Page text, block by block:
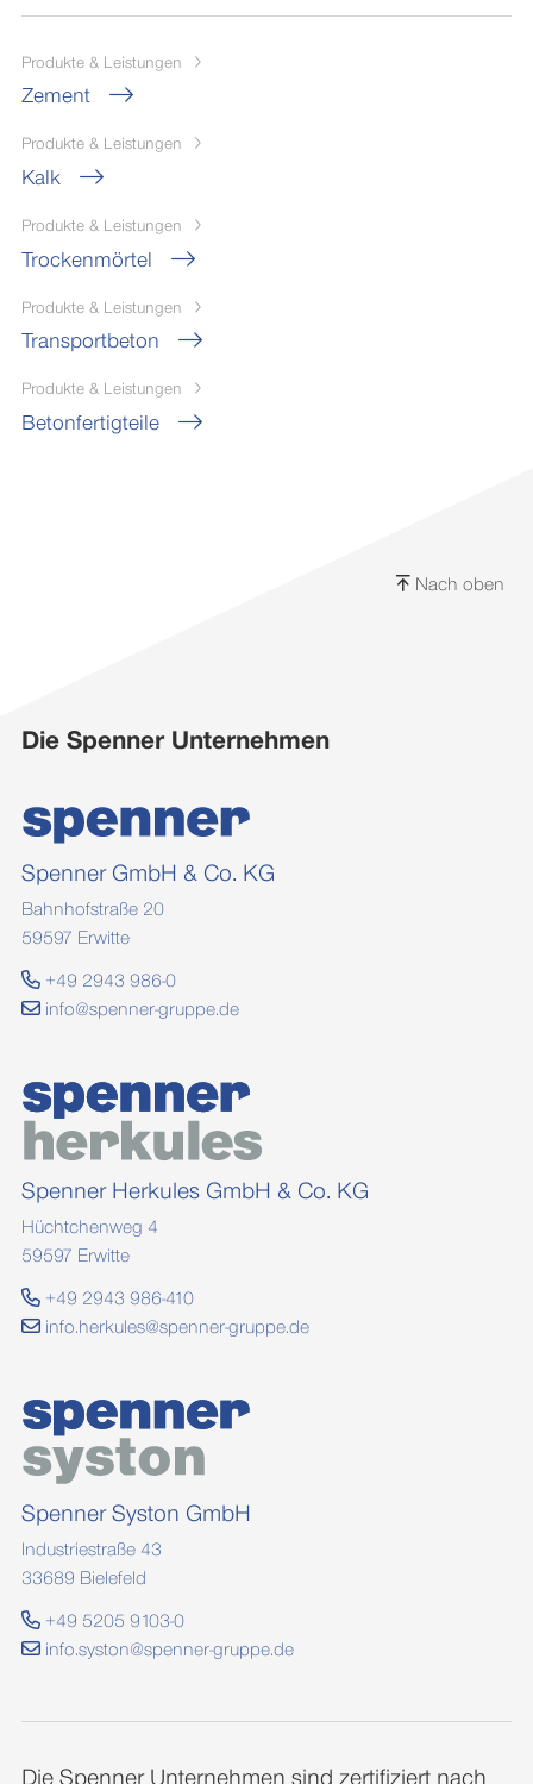
Produkte & Leistungen
Zement
Produkte & Leistungen
Kalk
Produkte & Leistungen
Trockenmörtel
Produkte & Leistungen
Transportbeton
Produkte & Leistungen
Betonfertigteile
Nach oben
Die Spenner Unternehmen
Spenner GmbH & Co. KG
Bahnhofstraße 20
59597 Erwitte
+49 2943 986-0
info@spenner-gruppe.de
Spenner Herkules GmbH & Co. KG
Hüchtchenweg 4
59597 Erwitte
+49 2943 986-410
info.herkules@spenner-gruppe.de
Spenner Syston GmbH
Industriestraße 43
33689 Bielefeld
+49 5205 9103-0
info.syston@spenner-gruppe.de
Die Spenner Unternehmen sind zertifiziert nach